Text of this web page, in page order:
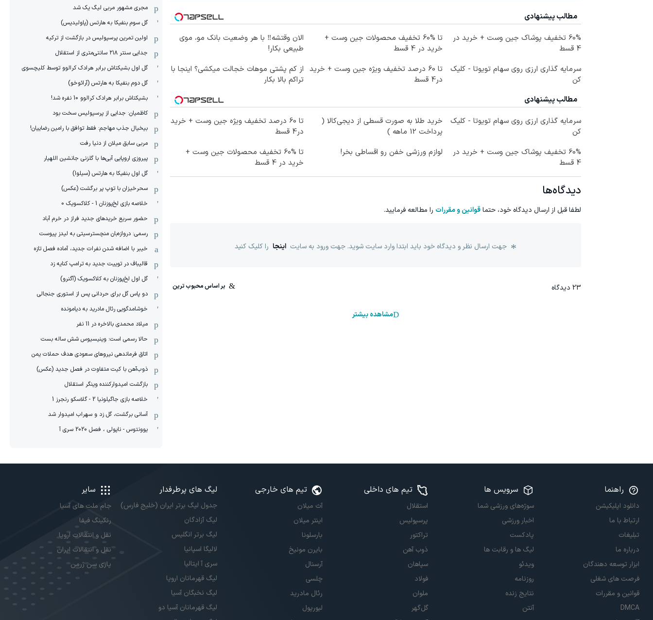
مطالب پیشنهادی
60% تخفیف پوشاک جین وست + خرید در
4 قسط
تا %60 تخفیف محصولات جین وست +
خرید در 4 قسط
الان وقتشه‼️ با هر وضعیت بانک مو، موی
طبیعی بکار!
سرمایه گذاری ارزی روی سهام تویوتا - کلیک
کن
تا 60 درصد تخفیف ویژه جین وست + خرید
در4 قسط
از کم پشتی موهات خجالت میکشی؟ اینجا با
تراکم بالا بکار
مطالب پیشنهادی
سرمایه گذاری ارزی روی سهام تویوتا - کلیک
کن
خرید طلا به صورت قسطی از دیجی‌کالا (
پرداخت 12 ماهه )
تا 60 درصد تخفیف ویژه جین وست + خرید
در4 قسط
60% تخفیف پوشاک جین وست + خرید در
4 قسط
لوازم ورزشی خفن رو اقساطی بخر!
تا %60 تخفیف محصولات جین وست +
خرید در 4 قسط
دیدگاه‌ها
لطفا قبل از ارسال دیدگاه خود، حتماقوانین و مقررات را مطالعه فرمایید.
جهت ارسال نظر و دیدگاه خود باید ابتدا وارد سایت شوید. جهت ورود به سایت اینجا را کلیک کنید
23 دیدگاه
مشاهده بیشتر
مجری مشهور مربی لیگ یک شد
گل سوم بنفیکا به هارتس (پاولیدیس)
اولین تمرین پرسپولیس در بازگشت از ترکیه
جدایی سنتر ۲۱۸ سانتی‌متری از استقلال
گل اول بشیکتاش برابر هرادک کرالوو توسط کلیچسوی
گل دوم بنفیکا به هارتس (آرائوخو)
بشیکتاش برابر هرادک کرالوو 10 نفره شد!
کاظمیان: جدایی از پرسپولیس سخت بود
بیخیال جذب مهاجم: فقط توافق با رامین رضاییان!
مربی سابق میلان از دنیا رفت
پیروزی اروپایی آبی‌ها با گلزنی جانشین اللهیار
گل اول بنفیکا به هارتس (سیلوا)
سحرخیزان با توپ پر برگشت (عکس)
خلاصه بازی لخ‌پوزنان 1 - کلاکسویک 0
حضور سریع خریدهای جدید فراز در خرم آباد
رسمی: دروازه‌بان منچسترسیتی به لیدز پیوست
خیبر با اضافه شدن نفرات جدید، آماده فصل تازه
قالیباف در توییت جدید به ترامپ کنایه زد
گل اول لخ‌پوزنان به کلاکسویک (آگنرو)
دو پاس گل برای حردانی پس از استوری جنجالی
خوشامدگویی رئال مادرید به دیامونده
میلاد محمدی بالاخره در 11 نفر
حالا رسمی است: وینیسیوس شش ساله بست
اتاق فرماندهی نیروهای سعودی هدف حملات یمن
ذوب‌آهن با کیت متفاوت در فصل جدید (عکس)
بازگشت امیدوارکننده وینگر استقلال
خلاصه بازی جاگیلونیا 2 - گلاسکو رنجرز 1
آسانی برگشت، گل زد و سهراب امیدوار شد
یوونتوس - ناپولی ، فصل 2020 سری آ
راهنما
دانلود اپلیکیشن
ارتباط با ما
تبلیغات
درباره ما
ابزار توسعه دهندگان
فرصت های شغلی
قوانین و مقررات
DMCA
سرویس ها
سوژه‌های ورزشی شما
اخبار ورزشی
پادکست
لیگ ها و رقابت ها
ویدئو
روزنامه
نتایج زنده
آنتن
تیم های داخلی
استقلال
پرسپولیس
تراکتور
ذوب آهن
سپاهان
فولاد
ملوان
گل‌گهر
تیم های خارجی
آث میلان
اینتر میلان
بارسلونا
بایرن مونیخ
آرسنال
چلسی
رئال مادرید
لیورپول
لیگ های پرطرفدار
جدول لیگ برتر ایران (خلیج فارس)
لیگ آزادگان
لیگ برتر انگلیس
لالیگا اسپانیا
سری آ ایتالیا
لیگ قهرمانان اروپا
لیگ نخبگان آسیا
لیگ قهرمانان آسیا دو
سایر
جام ملت های آسیا
رنکینگ فیفا
نقل و انتقالات اروپا
نقل و انتقالات ایران
پاری سن ژرمن